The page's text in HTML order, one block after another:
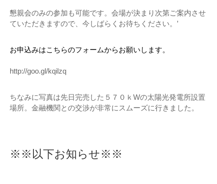
懇親会のみの参加も可能です。会場が決まり次第ご案内させ
ていただきますので、今しばらくお待ちください。’
お申込みはこちらのフォームからお願いします。
http://goo.gl/kqilzq
ちなみに写真は先日完売した５７０ｋWの太陽光発電所設置
場所。金融機関との交渉が非常にスムーズに行きました。
※※以下お知らせ※※